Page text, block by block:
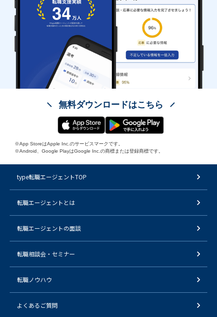
無料ダウンロードはこちら
※App StoreはApple Inc.のサービスマークです。
※Android、Google PlayはGoogle Inc.の商標または登録商標です。
type転職エージェントTOP
転職エージェントとは
転職エージェントの面談
転職相談会・セミナー
転職ノウハウ
よくあるご質問